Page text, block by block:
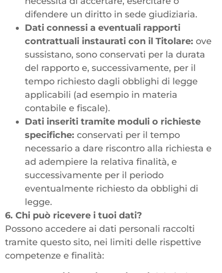
difendere un diritto in sede giudiziaria.
Dati connessi a eventuali rapporti
contrattuali instaurati con il Titolare: ove
sussistano, sono conservati per la durata
del rapporto e, successivamente, per il
tempo richiesto dagli obblighi di legge
applicabili (ad esempio in materia
contabile e fiscale).
Dati inseriti tramite moduli o richieste
specifiche: conservati per il tempo
necessario a dare riscontro alla richiesta e
ad adempiere la relativa finalità, e
successivamente per il periodo
eventualmente richiesto da obblighi di
legge.
6. Chi può ricevere i tuoi dati?
Possono accedere ai dati personali raccolti
tramite questo sito, nei limiti delle rispettive
competenze e finalità: